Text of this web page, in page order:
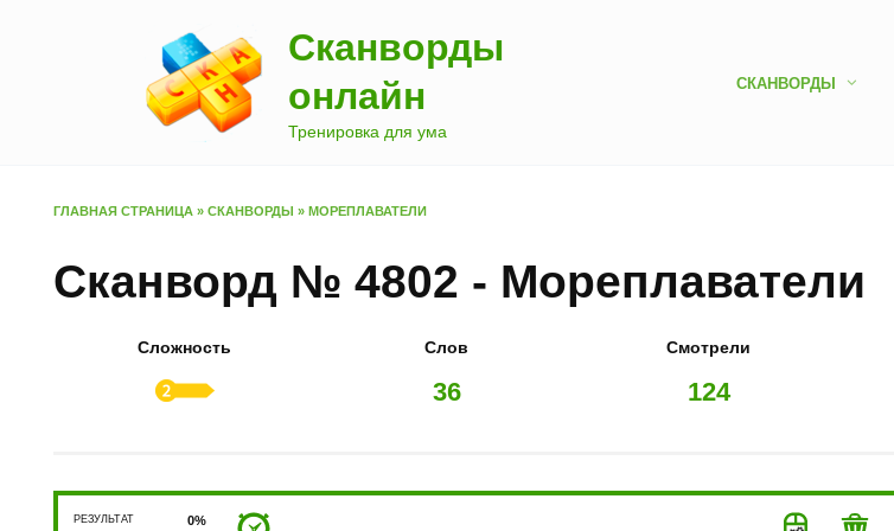
Сканворды
онлайн
Тренировка для ума
СКАНВОРДЫ
ГЛАВНАЯ СТРАНИЦА » СКАНВОРДЫ » МОРЕПЛАВАТЕЛИ
Сканворд № 4802 - Мореплаватели
Сложность Слов
36
Смотрели
124
РЕЗУЛЬТАТ 0%